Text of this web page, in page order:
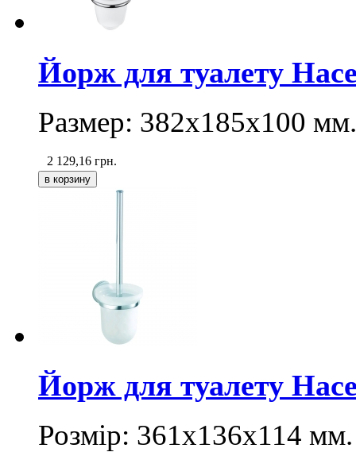
Йорж для туалету
Размер: 382х185х100 мм.
2 129,16 грн.
Йорж для туалету
Розмір: 361х136х114 мм.